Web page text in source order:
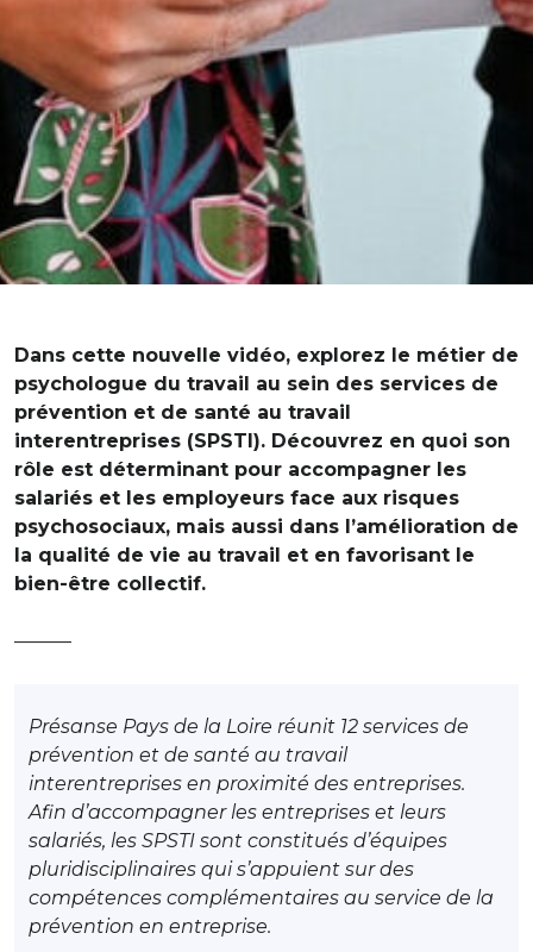
Dans cette nouvelle vidéo, explorez le métier de
psychologue du travail au sein des services de
prévention et de santé au travail
interentreprises (SPSTI). Découvrez en quoi son
rôle est déterminant pour accompagner les
salariés et les employeurs face aux risques
psychosociaux, mais aussi dans l’amélioration de
la qualité de vie au travail et en favorisant le
bien-être collectif.
———
Présanse Pays de la Loire réunit 12 services de
prévention et de santé au travail
interentreprises en proximité des entreprises.
Afin d’accompagner les entreprises et leurs
salariés, les SPSTI sont constitués d’équipes
pluridisciplinaires qui s’appuient sur des
compétences complémentaires au service de la
prévention en entreprise.